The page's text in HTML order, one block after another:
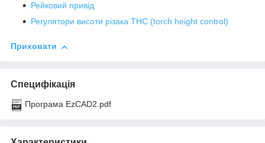
Рейковий привід
Регулятори висоти різака THC (torch height control)
Приховати
Специфікація
Програма EzCAD2.pdf